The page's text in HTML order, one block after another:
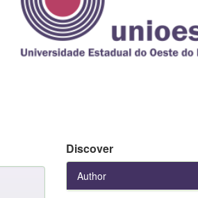
Discover
Author